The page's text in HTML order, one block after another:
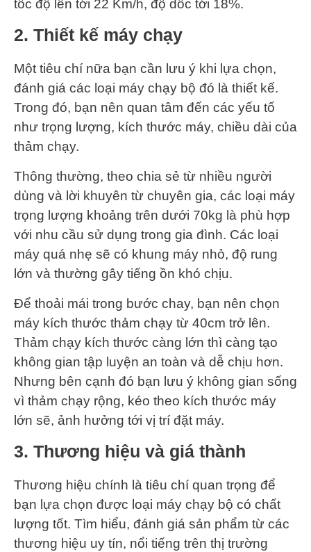
tốc độ lên tới 22 Km/h, độ dốc tới 18%.
2. Thiết kế máy chạy
Một tiêu chí nữa bạn cần lưu ý khi lựa chọn,
đánh giá các loại máy chạy bộ đó là thiết kế.
Trong đó, bạn nên quan tâm đến các yếu tố
như trọng lượng, kích thước máy, chiều dài của
thảm chạy.
Thông thường, theo chia sẻ từ nhiều người
dùng và lời khuyên từ chuyên gia, các loại máy
trọng lượng khoảng trên dưới 70kg là phù hợp
với nhu cầu sử dụng trong gia đình. Các loại
máy quá nhẹ sẽ có khung máy nhỏ, độ rung
lớn và thường gây tiếng ồn khó chịu.
Để thoải mái trong bước chay, bạn nên chọn
máy kích thước thảm chạy từ 40cm trở lên.
Thảm chạy kích thước càng lớn thì càng tạo
không gian tập luyện an toàn và dễ chịu hơn.
Nhưng bên cạnh đó bạn lưu ý không gian sống
vì thảm chạy rộng, kéo theo kích thước máy
lớn sẽ, ảnh hưởng tới vị trí đặt máy.
3. Thương hiệu và giá thành
Thương hiệu chính là tiêu chí quan trọng để
bạn lựa chọn được loại máy chạy bộ có chất
lượng tốt. Tìm hiểu, đánh giá sản phẩm từ các
thương hiệu uy tín, nổi tiếng trên thị trường